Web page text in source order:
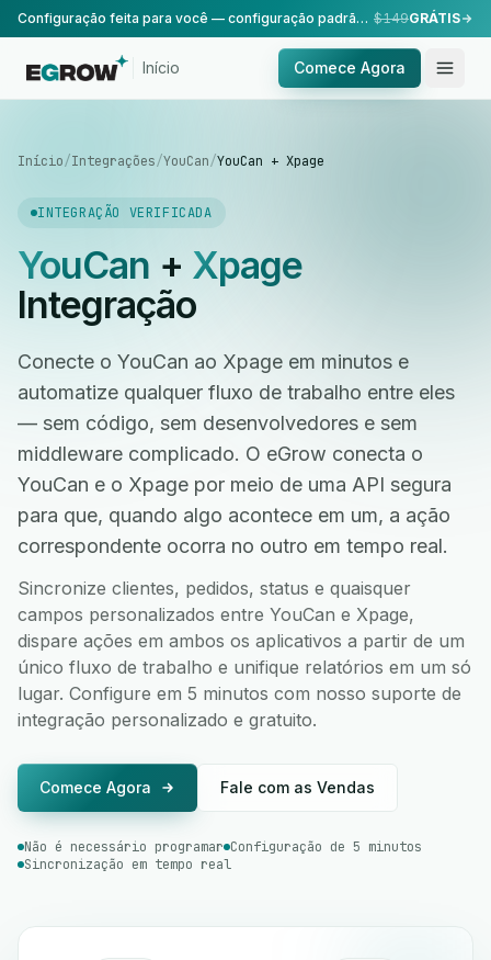
Configuração feita para você — configuração padrão, realizada pela nossa equipe. $149GRÁTIS
Início Comece Agora
Início/Integrações/YouCan/YouCan + Xpage
INTEGRAÇÃO VERIFICADA
YouCan + Xpage
Integração
Conecte o YouCan ao Xpage em minutos e
automatize qualquer fluxo de trabalho entre eles
— sem código, sem desenvolvedores e sem
middleware complicado. O eGrow conecta o
YouCan e o Xpage por meio de uma API segura
para que, quando algo acontece em um, a ação
correspondente ocorra no outro em tempo real.
Sincronize clientes, pedidos, status e quaisquer
campos personalizados entre YouCan e Xpage,
dispare ações em ambos os aplicativos a partir de um
único fluxo de trabalho e unifique relatórios em um só
lugar. Configure em 5 minutos com nosso suporte de
integração personalizado e gratuito.
Comece Agora Fale com as Vendas
Não é necessário programar Configuração de 5 minutos
Sincronização em tempo real